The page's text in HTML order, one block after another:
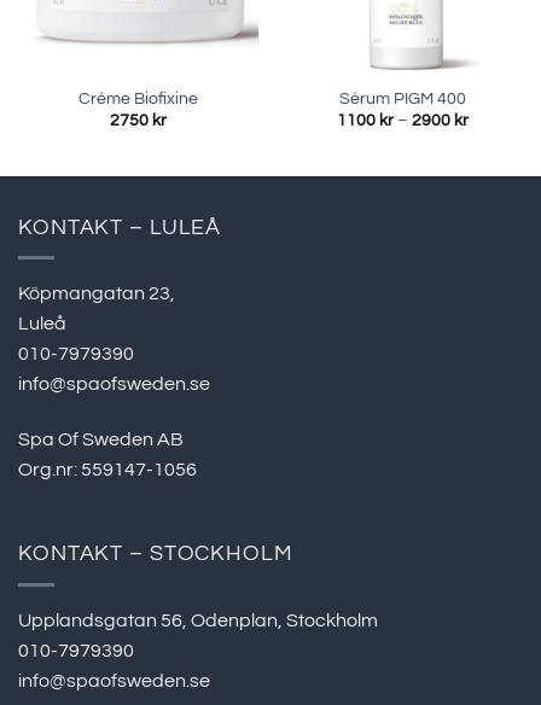
Crème Biofixine
2750 kr
Sérum PIGM 400
1100 kr – 2900 kr
KONTAKT – LULEÅ
Köpmangatan 23,
Luleå
010-7979390
info@spaofsweden.se
Spa Of Sweden AB
Org.nr: 559147-1056
KONTAKT – STOCKHOLM
Upplandsgatan 56, Odenplan, Stockholm
010-7979390
info@spaofsweden.se